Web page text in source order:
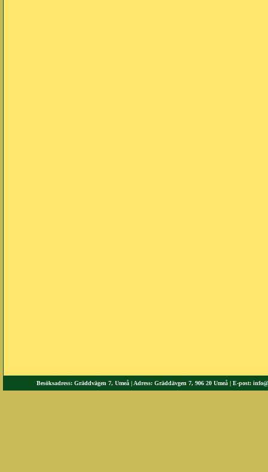
Besöksadress: Gräddvägen 7, Umeå | Adress: Gräddävgen 7, 906 20 Umeå | E-post: